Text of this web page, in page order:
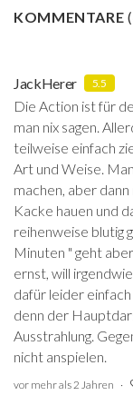
KOMMENTARE(
JackHerer 5.5
Die Action ist für
man nix sagen.
teilweise einfach
Art und Weise.
machen, aber dann
Kacke hauen und
reihenweise blutig
Minuten " geht
ernst, will
dafür leider
denn der
Ausstrahlung.
nicht anspielen.
vor mehr als 2 Jahren